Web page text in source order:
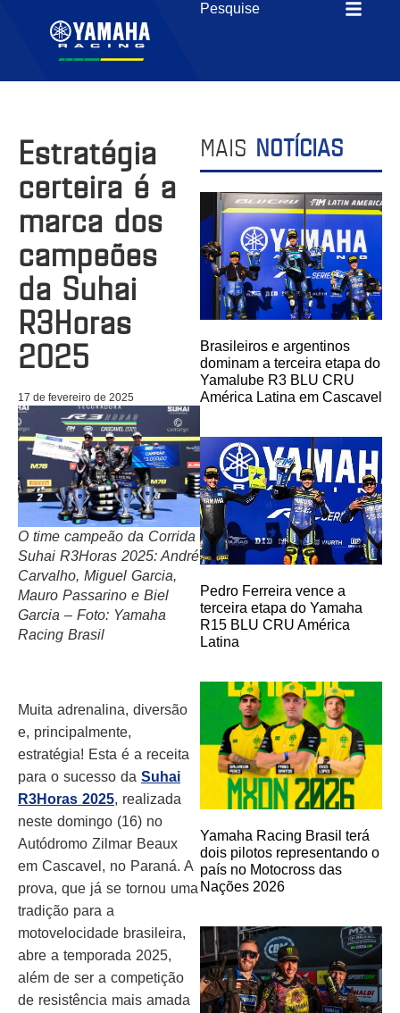
Estratégia
certeira é a
marca dos
campeões
da Suhai
R3Horas
2025
17 de fevereiro de 2025
O time campeão da Corrida
Suhai R3Horas 2025: André
Carvalho, Miguel Garcia,
Mauro Passarino e Biel
Garcia – Foto: Yamaha
Racing Brasil
Muita adrenalina, diversão
e, principalmente,
estratégia! Esta é a receita
para o sucesso da Suhai
R3Horas 2025, realizada
neste domingo (16) no
Autódromo Zilmar Beaux
em Cascavel, no Paraná. A
prova, que já se tornou uma
tradição para a
motovelocidade brasileira,
abre a temporada 2025,
além de ser a competição
de resistência mais amada
MAIS NOTÍCIAS
Brasileiros e argentinos
dominam a terceira etapa do
Yamalube R3 BLU CRU
América Latina em Cascavel
Pedro Ferreira vence a
terceira etapa do Yamaha
R15 BLU CRU América
Latina
Yamaha Racing Brasil terá
dois pilotos representando o
país no Motocross das
Nações 2026